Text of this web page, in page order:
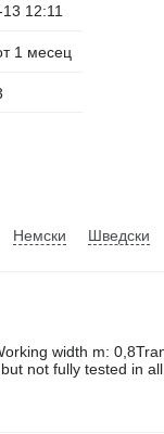
12:11
1 месец
Немски Шведски
width m:
not fully tested in